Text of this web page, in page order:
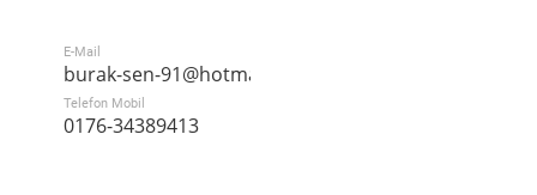
E-Mail
burak-sen-91@hotmail.de
Telefon Mobil
0176-34389413